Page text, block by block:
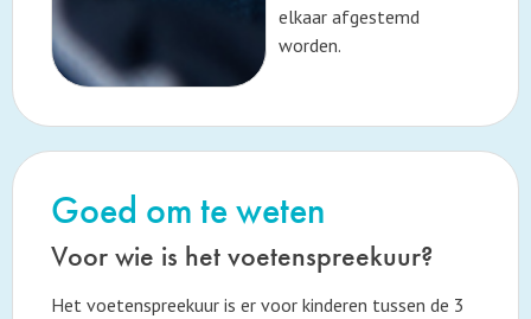
elkaar afgestemd
worden.
Goed om te weten
Voor wie is het voetenspreekuur?
Het voetenspreekuur is er voor kinderen tussen de 3